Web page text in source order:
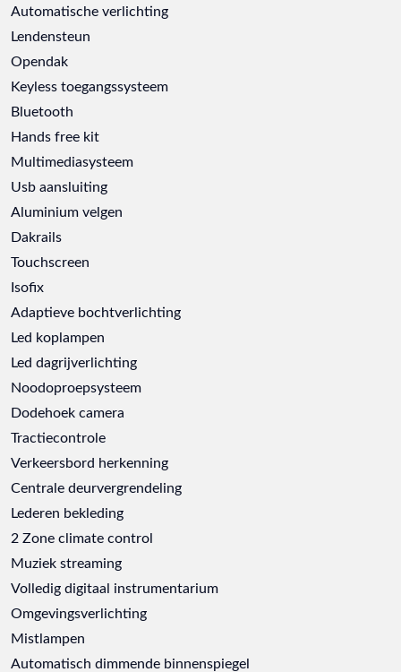
Automatische verlichting
Lendensteun
Opendak
Keyless toegangssysteem
Bluetooth
Hands free kit
Multimediasysteem
Usb aansluiting
Aluminium velgen
Dakrails
Touchscreen
Isofix
Adaptieve bochtverlichting
Led koplampen
Led dagrijverlichting
Noodoproepsysteem
Dodehoek camera
Tractiecontrole
Verkeersbord herkenning
Centrale deurvergrendeling
Lederen bekleding
2 Zone climate control
Muziek streaming
Volledig digitaal instrumentarium
Omgevingsverlichting
Mistlampen
Automatisch dimmende binnenspiegel